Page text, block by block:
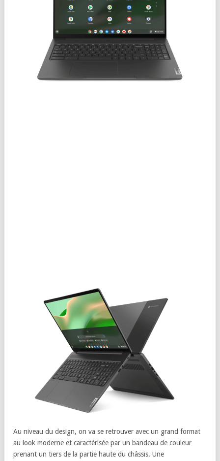
Au niveau du design, on va se retrouver avec un grand format
au look moderne et caractérisée par un bandeau de couleur
prenant un tiers de la partie haute du châssis. Une